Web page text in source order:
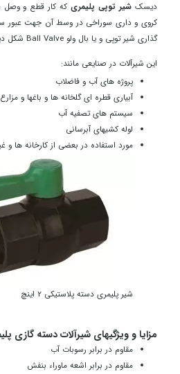
دیسک شیر توپی پلیمری که کار قطع و وصل
کروی و داری سوراخی در وسط آن جهت عبور
گذاری شیر توپی و یا بال ولو Ball Valve شکل دیسک آن می باشد.
این شیرآلات در صنایعی مانند:
پروژه های آب و فاضلاب
آبیاری قطره ای گلخانه ها و باغها و مزارع
سیستم های تصفیه آب
لوله کشیهای آبرسانی
مورد استفاده در بعضی از کارخانه ها و
شیر پلیمری دسته پلاستیکی 2 اینچ
مزایا و ویژگیهای شیرآلات دسته گازی
مقاوم در برابر رسوبات آب
مقاوم در برابر اشعه ماوراء بنفش